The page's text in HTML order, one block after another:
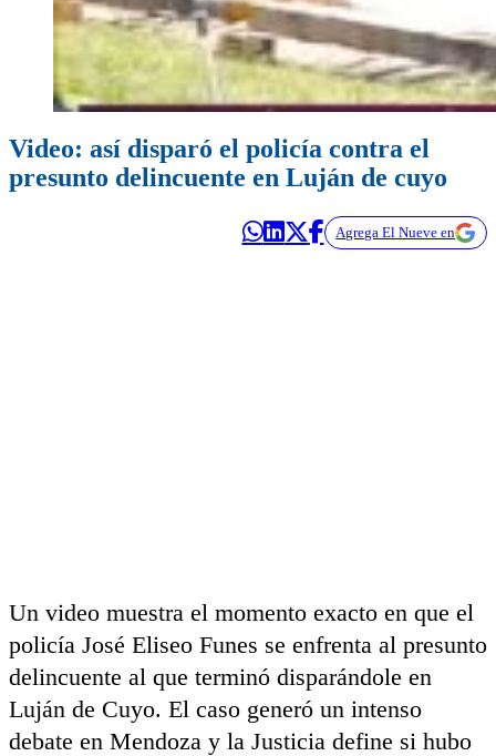
Video: así disparó el policía contra el
presunto delincuente en Luján de cuyo
Agrega El Nueve en
Un video muestra el momento exacto en que el
policía José Eliseo Funes se enfrenta al presunto
delincuente al que terminó disparándole en
Luján de Cuyo. El caso generó un intenso
debate en Mendoza y la Justicia define si hubo